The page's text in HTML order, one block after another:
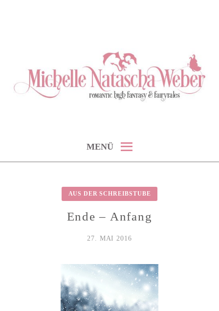
MENÜ
AUS DER SCHREIBSTUBE
Ende – Anfang
27. MAI 2016